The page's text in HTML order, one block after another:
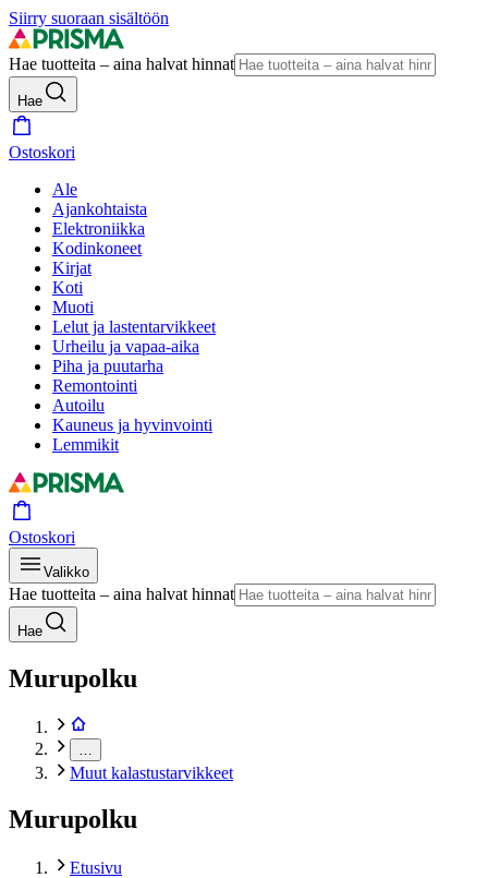
Siirry suoraan sisältöön
Hae tuotteita – aina halvat hinnat
Hae
Ostoskori
Ale
Ajankohtaista
Elektroniikka
Kodinkoneet
Kirjat
Koti
Muoti
Lelut ja lastentarvikkeet
Urheilu ja vapaa-aika
Piha ja puutarha
Remontointi
Autoilu
Kauneus ja hyvinvointi
Lemmikit
Ostoskori
Valikko
Hae tuotteita – aina halvat hinnat
Hae
Murupolku
Muut kalastustarvikkeet
Murupolku
Etusivu